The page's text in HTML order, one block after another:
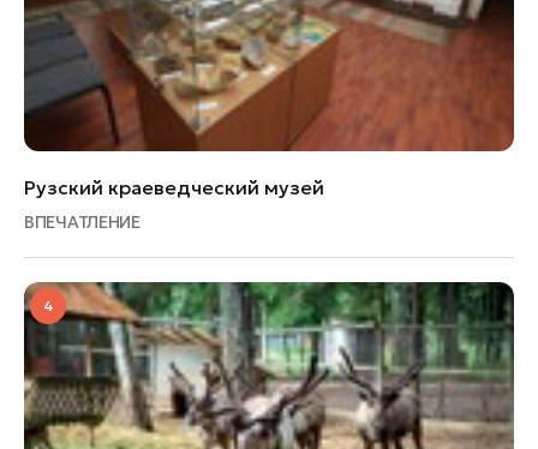
Рузский краеведческий музей
ВПЕЧАТЛЕНИЕ
4